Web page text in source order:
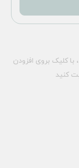
کلیک بروی افزودن
کنید